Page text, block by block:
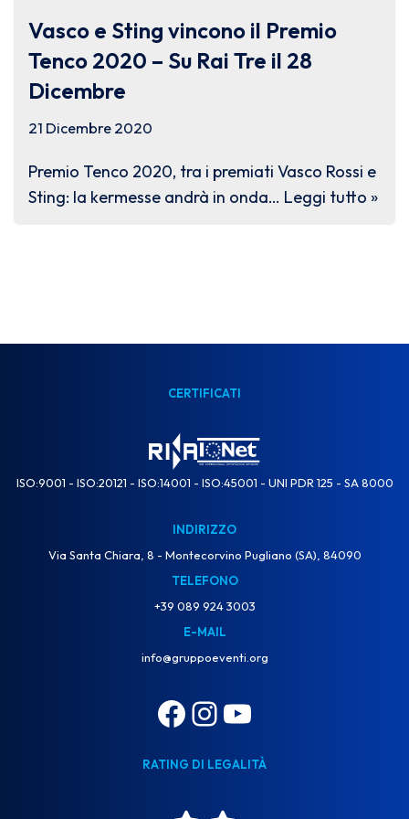
Vasco e Sting vincono il Premio
Tenco 2020 – Su Rai Tre il 28
Dicembre
21 Dicembre 2020
Premio Tenco 2020, tra i premiati Vasco Rossi e
Sting: la kermesse andrà in onda… Leggi tutto »
CERTIFICATI
ISO:9001 - ISO:20121 - ISO:14001 - ISO:45001 - UNI PDR 125 - SA 8000
INDIRIZZO
Via Santa Chiara, 8 - Montecorvino Pugliano (SA), 84090
TELEFONO
+39 089 924 3003
E-MAIL
info@gruppoeventi.org
RATING DI LEGALITÀ